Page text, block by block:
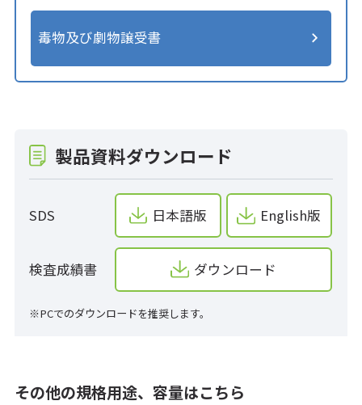
毒物及び劇物譲受書
製品資料ダウンロード
SDS 日本語版 English版
検査成績書 ダウンロード
※PCでのダウンロードを推奨します。
その他の規格用途、容量はこちら